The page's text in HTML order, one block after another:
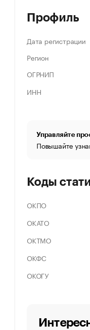
Профиль
Дата регистрации
Регион
ОГРНИП
ИНН
Управляйте
Повышайте
Коды
ОКПО
ОКАТО
ОКТМО
ОКФС
ОКОГУ